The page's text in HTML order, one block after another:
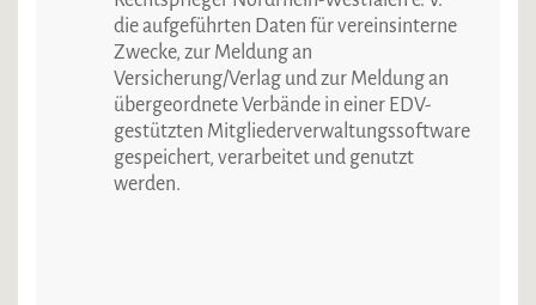
die aufgeführten Daten für vereinsinterne
Zwecke, zur Meldung an
Versicherung/Verlag und zur Meldung an
übergeordnete Verbände in einer EDV-
gestützten Mitgliederverwaltungssoftware
gespeichert, verarbeitet und genutzt
werden.